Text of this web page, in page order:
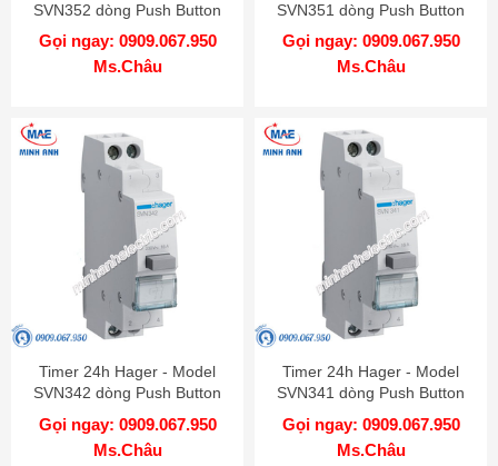
SVN352 dòng Push Button
Gọi ngay: 0909.067.950
Ms.Châu
SVN351 dòng Push Button
Gọi ngay: 0909.067.950
Ms.Châu
Timer 24h Hager - Model
SVN342 dòng Push Button
Gọi ngay: 0909.067.950
Ms.Châu
Timer 24h Hager - Model
SVN341 dòng Push Button
Gọi ngay: 0909.067.950
Ms.Châu